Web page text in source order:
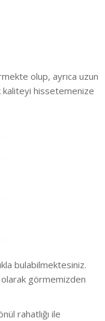
olup, ayrıca uzun
kaliteyi hissetemenize
bulabilmektesiniz.
görmemizden
rahatlığı ile